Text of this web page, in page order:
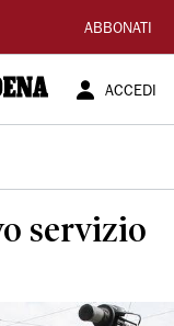
ABBONATI
ACCEDI
servizio